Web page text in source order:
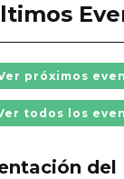
próximos
todos los
del